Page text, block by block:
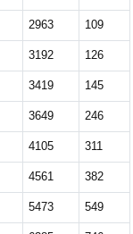
2963 109
3192 126
3419 145
3649 246
4105 311
4561 382
5473 549